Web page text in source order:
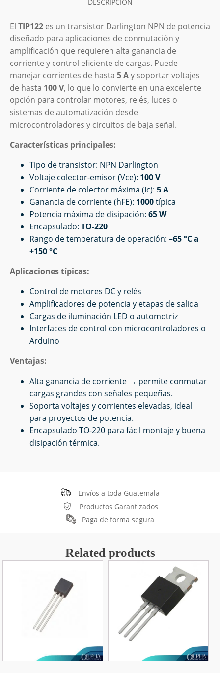
DESCRIPCION
El TIP122 es un transistor Darlington NPN de potencia
diseñado para aplicaciones de conmutación y
amplificación que requieren alta ganancia de
corriente y control eficiente de cargas. Puede
manejar corrientes de hasta 5 Ay soportar voltajes
de hasta 100 V, lo que lo convierte en una excelente
opción para controlar motores, relés, luces o
sistemas de automatización desde
microcontroladores y circuitos de baja señal.
Características principales:
Tipo de transistor: NPN Darlington
Voltaje colector-emisor (Vce): 100 V
Corriente de colector máxima (Ic): 5 A
Ganancia de corriente (hFE): 1000típica
Potencia máxima de disipación: 65 W
Encapsulado: TO-220
Rango de temperatura de operación: –65 °C a
+150 °C
Aplicaciones típicas:
Control de motores DC y relés
Amplificadores de potencia y etapas de salida
Cargas de iluminación LED o automotriz
Interfaces de control con microcontroladores o
Arduino
Ventajas:
Alta ganancia de corriente → permite conmutar
cargas grandes con señales pequeñas.
Soporta voltajes y corrientes elevadas, ideal
para proyectos de potencia.
Encapsulado TO-220 para fácil montaje y buena
disipación térmica.
Envíos a toda Guatemala
Productos Garantizados
Paga de forma segura
Related products